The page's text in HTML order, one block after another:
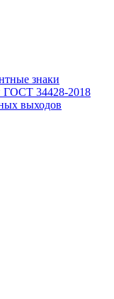
знаки
ГОСТ 34428-2018
выходов